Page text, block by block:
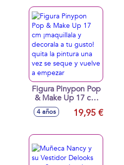
35 cm
Figura Pinypon Pop
& Make Up 17 cm
¡maquillala y
decorala a tu gusto!
vez se seque y
vuelve a empezar
4 años 19,95 €